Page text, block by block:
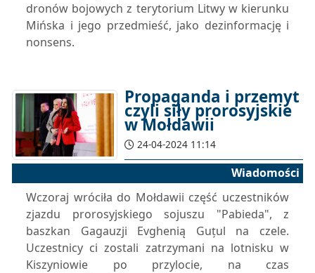
dronów bojowych z terytorium Litwy w kierunku
Mińska i jego przedmieść, jako dezinformację i
nonsens.
Propaganda i przemyt
czyli siły prorosyjskie
w Mołdawii
24-04-2024 11:14
Wiadomości
Wczoraj wróciła do Mołdawii część uczestników
zjazdu prorosyjskiego sojuszu "Pabieda", z
baszkan Gagauzji Evghenią Guțul na czele.
Uczestnicy ci zostali zatrzymani na lotnisku w
Kiszyniowie po przylocie, na czas